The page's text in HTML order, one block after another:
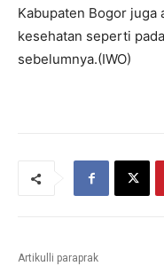
Kabupaten Bogor juga
kesehatan seperti
sebelumnya.(IWO)
Artikulli paraprak